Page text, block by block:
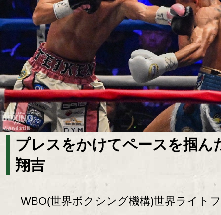
プレスをかけてペースを掴ん
翔吉
WBO(世界ボクシング機構)世界ライト